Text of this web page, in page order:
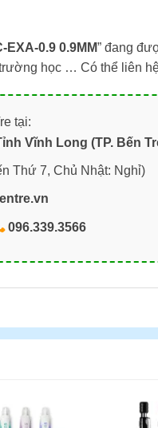
0.9 0.9MM” đang
học … Có thể liên
tại:
Vĩnh Long (TP. Bến
Thứ 7, Chủ Nhật: Nghỉ)
096.339.3566